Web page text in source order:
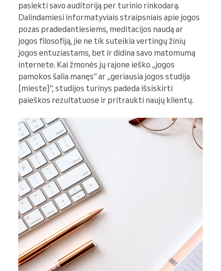
pasiekti savo auditoriją per turinio rinkodarą.
Dalindamiesi informatyviais straipsniais apie jogos
pozas pradedantiesiems, meditacijos naudą ar
jogos filosofiją, jie ne tik suteikia vertingų žinių
jogos entuziastams, bet ir didina savo matomumą
internete. Kai žmonės jų rajone ieško „jogos
pamokos šalia manęs“ ar „geriausia jogos studija
[mieste]“, studijos turinys padeda išsiskirti
paieškos rezultatuose ir pritraukti naujų klientų.